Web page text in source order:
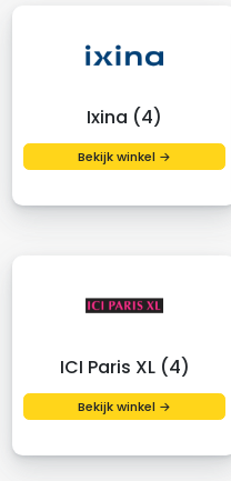
Ixina (4)
Bekijk winkel →
ICI Paris XL (4)
Bekijk winkel →